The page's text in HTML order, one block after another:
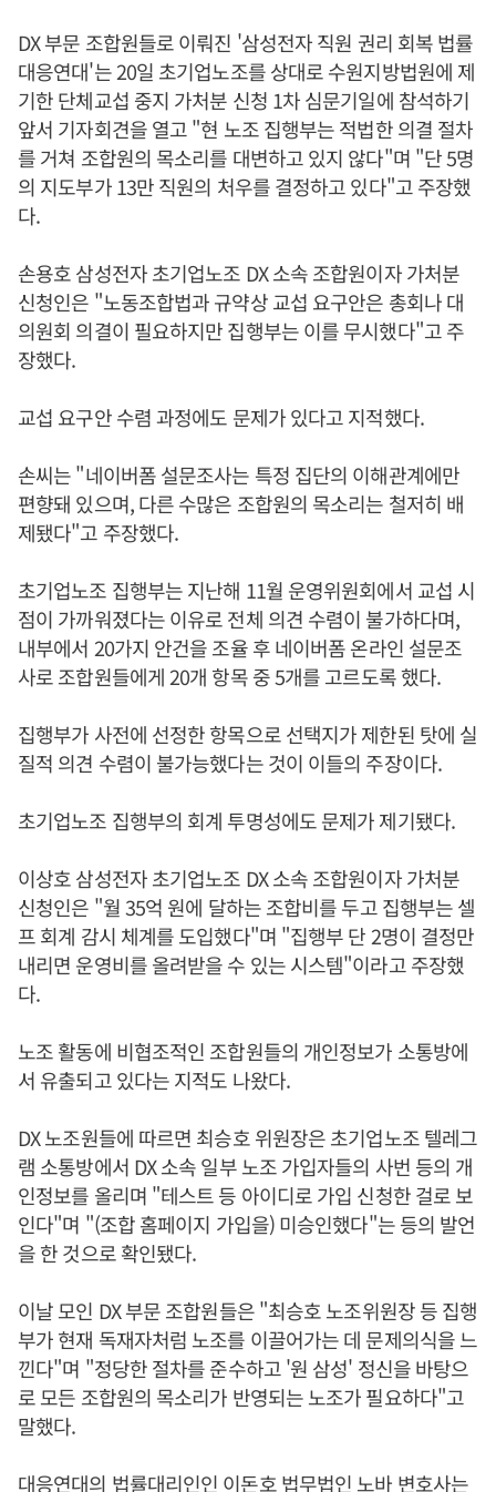
DX 부문 조합원들로 이뤄진 '삼성전자 직원 권리 회복 법률
대응연대'는 20일 초기업노조를 상대로 수원지방법원에 제
기한 단체교섭 중지 가처분 신청 1차 심문기일에 참석하기
앞서 기자회견을 열고 "현 노조 집행부는 적법한 의결 절차
를 거쳐 조합원의 목소리를 대변하고 있지 않다"며 "단 5명
의 지도부가 13만 직원의 처우를 결정하고 있다"고 주장했
다.
손용호 삼성전자 초기업노조 DX 소속 조합원이자 가처분
신청인은 "노동조합법과 규약상 교섭 요구안은 총회나 대
의원회 의결이 필요하지만 집행부는 이를 무시했다"고 주
장했다.
교섭 요구안 수렴 과정에도 문제가 있다고 지적했다.
손씨는 "네이버폼 설문조사는 특정 집단의 이해관계에만
편향돼 있으며, 다른 수많은 조합원의 목소리는 철저히 배
제됐다"고 주장했다.
초기업노조 집행부는 지난해 11월 운영위원회에서 교섭 시
점이 가까워졌다는 이유로 전체 의견 수렴이 불가하다며,
내부에서 20가지 안건을 조율 후 네이버폼 온라인 설문조
사로 조합원들에게 20개 항목 중 5개를 고르도록 했다.
집행부가 사전에 선정한 항목으로 선택지가 제한된 탓에 실
질적 의견 수렴이 불가능했다는 것이 이들의 주장이다.
초기업노조 집행부의 회계 투명성에도 문제가 제기됐다.
이상호 삼성전자 초기업노조 DX 소속 조합원이자 가처분
신청인은 "월 35억 원에 달하는 조합비를 두고 집행부는 셀
프 회계 감시 체계를 도입했다"며 "집행부 단 2명이 결정만
내리면 운영비를 올려받을 수 있는 시스템"이라고 주장했
다.
노조 활동에 비협조적인 조합원들의 개인정보가 소통방에
서 유출되고 있다는 지적도 나왔다.
DX 노조원들에 따르면 최승호 위원장은 초기업노조 텔레그
램 소통방에서 DX 소속 일부 노조 가입자들의 사번 등의 개
인정보를 올리며 "테스트 등 아이디로 가입 신청한 걸로 보
인다"며 "(조합 홈페이지 가입을) 미승인했다"는 등의 발언
을 한 것으로 확인됐다.
이날 모인 DX 부문 조합원들은 "최승호 노조위원장 등 집행
부가 현재 독재자처럼 노조를 이끌어가는 데 문제의식을 느
낀다"며 "정당한 절차를 준수하고 '원 삼성' 정신을 바탕으
로 모든 조합원의 목소리가 반영되는 노조가 필요하다"고
말했다.
대응연대의 법률대리인인 이돈호 법무법인 노바 변호사는